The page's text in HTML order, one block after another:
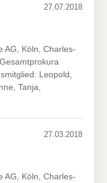
27.07.2018
AG, Köln, Charles-
Leopold,
Tanja,
27.03.2018
AG, Köln, Charles-